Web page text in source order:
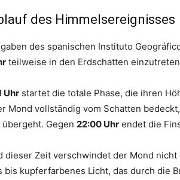
des Himmelsereignisses
des spanischen Instituto
teilweise in den Erdschatten
Uhr startet die totale Phase, die ihren
Mond vollständig vom Schatten
übergeht. Gegen 22:00 Uhr endet die
dieser Zeit verschwindet der Mond
bis kupferfarbenes Licht, das durch die